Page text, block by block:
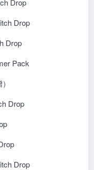
Drop
Drop
Drop
Pack
Drop
Drop